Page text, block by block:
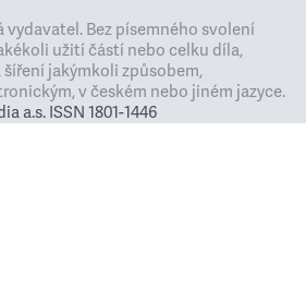
Bez písemného svolení
užití částí nebo celku díla,
jakýmkoli způsobem,
v českém nebo jiném jazyce.
a.s. ISSN 1801-1446